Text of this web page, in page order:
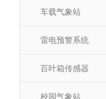
车载气象站
雷电预警系统
百叶箱传感器
校园气象站